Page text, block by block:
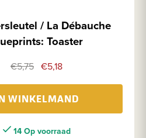
/ La Débauche
Toaster
€5,75 €5,18
WINKELMAND
14 Op voorraad